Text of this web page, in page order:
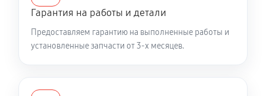
Замена объективов с улучшением характеристик
940 руб 60 минут
Гарантия на работы и детали
Предоставляем гарантию на выполненные работы и
установленные запчасти от 3-х месяцев.